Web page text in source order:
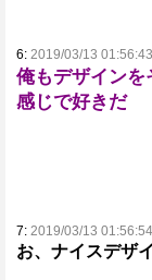
6: 2019/03/13 01:56:43
俺もデザインを
感じで好きだ
7: 2019/03/13 01:56:54
お、ナイスデザ